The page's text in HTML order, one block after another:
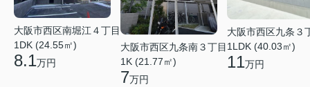
大阪市西区南堀江４丁目
1DK (24.55㎡)
8.1万円
大阪市西区九条南３丁目
1K (21.77㎡)
7万円
大阪市西区九条３
1LDK (40.03㎡)
11万円